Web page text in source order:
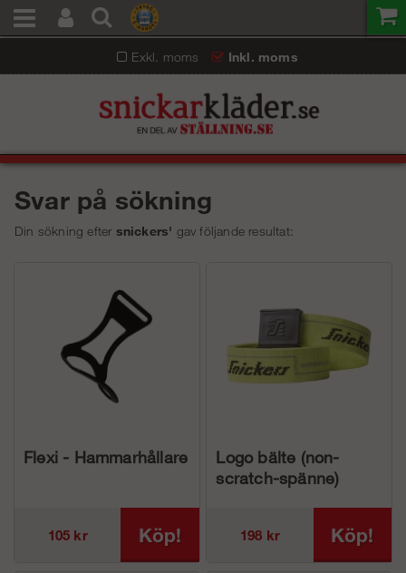
Exkl. moms Inkl. moms
Svar på sökning
Din sökning efter snickers' gav följande resultat:
Flexi - Hammarhållare
105 kr Köp!
Logo bälte (non-
scratch-spänne)
198 kr Köp!